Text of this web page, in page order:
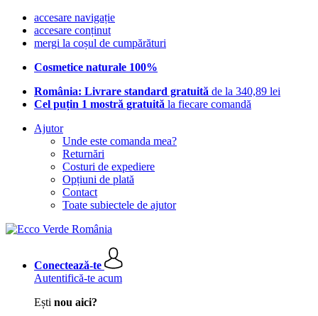
accesare navigație
accesare conținut
mergi la coșul de cumpărături
Cosmetice naturale 100%
România: Livrare standard gratuită de la 340,89 lei
Cel puțin 1 mostră gratuită la fiecare comandă
Ajutor
Unde este comanda mea?
Returnări
Costuri de expediere
Opțiuni de plată
Contact
Toate subiectele de ajutor
Conectează-te
Autentifică-te acum
Ești nou aici?